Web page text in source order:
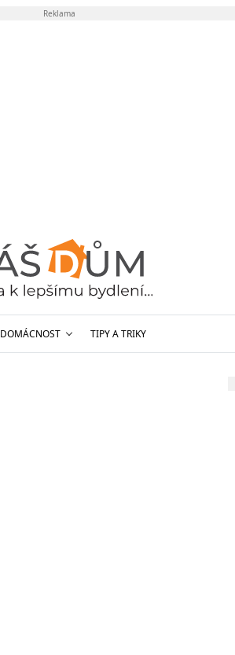
Reklama
DOMÁCNOST TIPY A TRIKY